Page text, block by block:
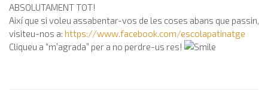
ABSOLUTAMENT TOT!
Així que si voleu assabentar-vos de les coses abans que passin,
visiteu-nos a: https://www.facebook.com/escolapatinatge
Cliqueu a “m’agrada” per a no perdre-us res!